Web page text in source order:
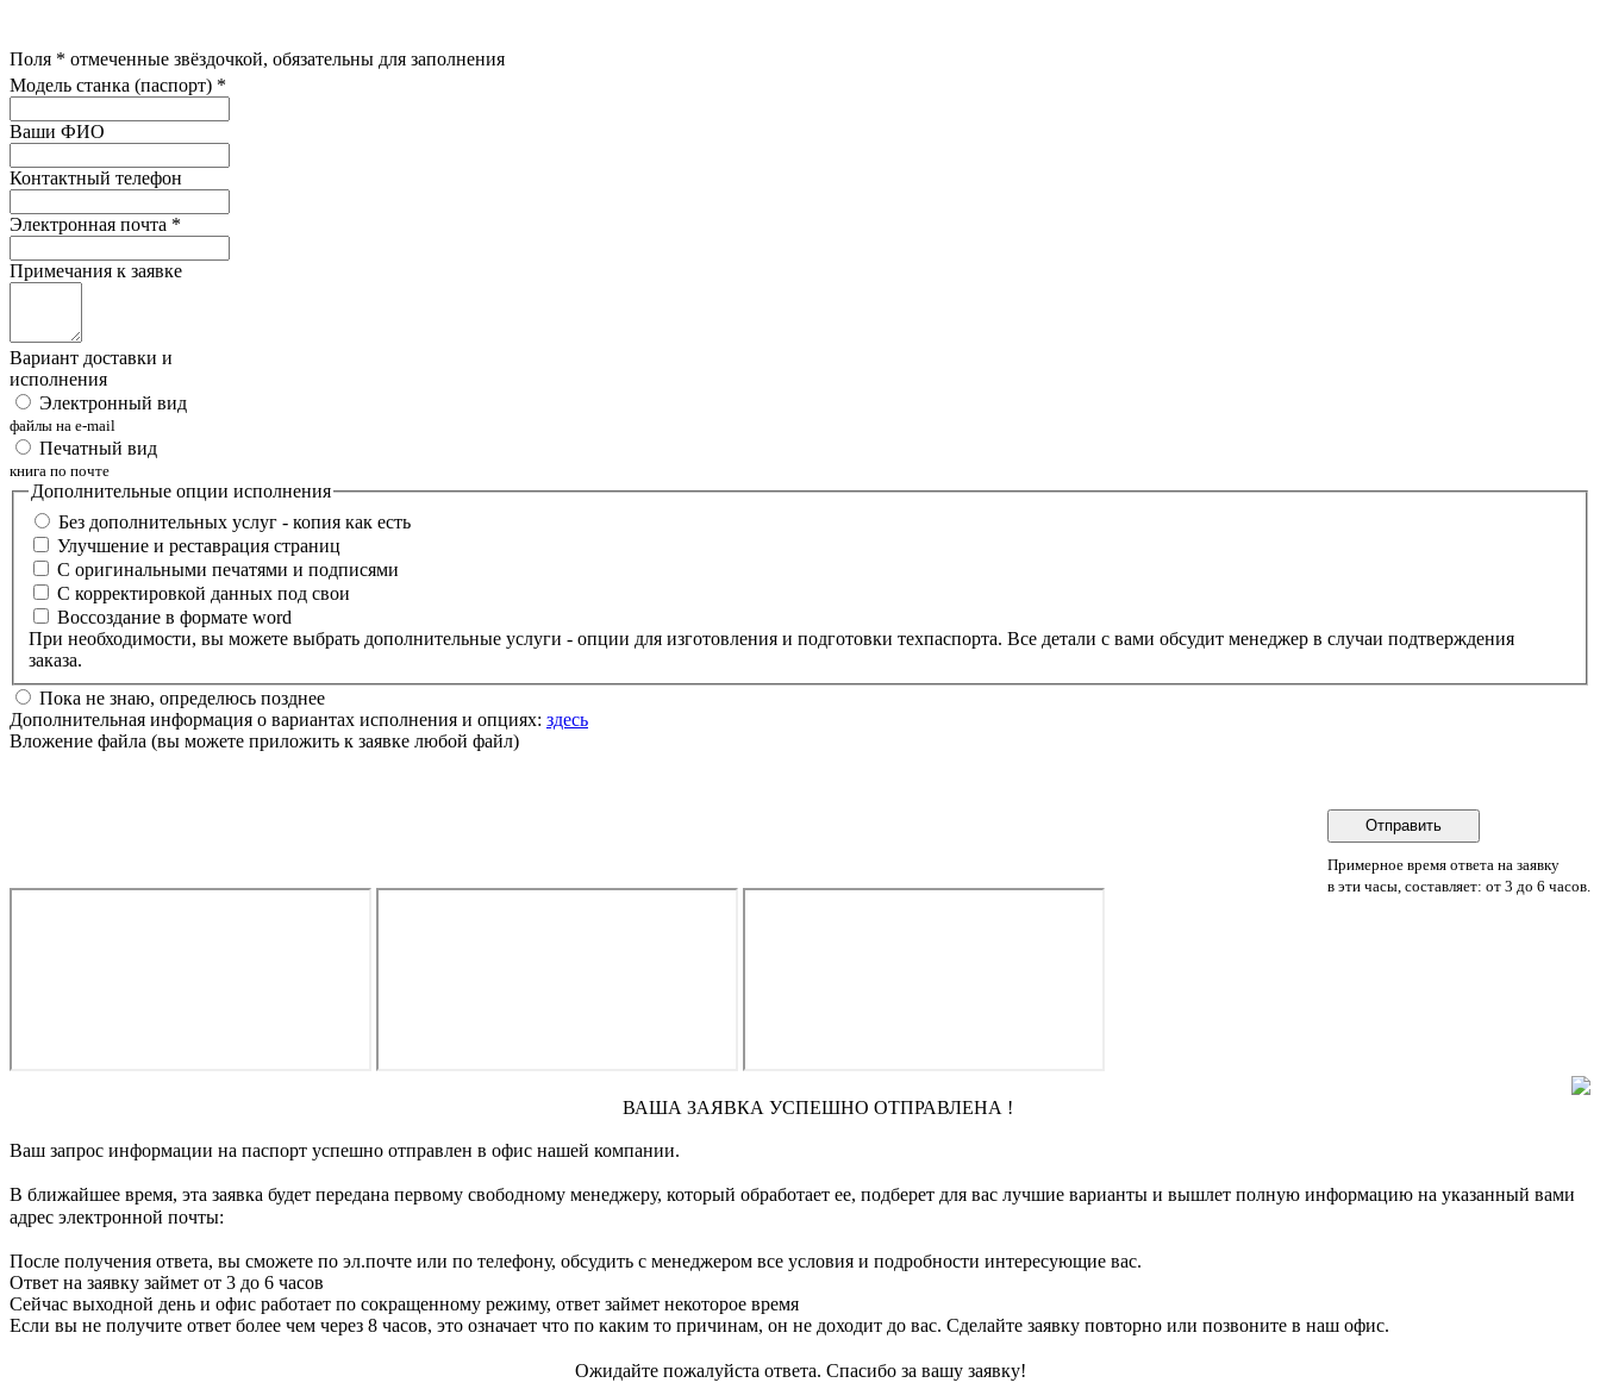
Поля * отмеченные звёздочкой, обязательны для заполнения
Модель станка (паспорт) *
Ваши ФИО
Контактный телефон
Электронная почта *
Примечания к заявке
Вариант доставки и
исполнения
Электронный вид
файлы на e-mail
Печатный вид
книга по почте
Дополнительные опции исполнения
Без дополнительных услуг - копия как есть
Улучшение и реставрация страниц
С оригинальными печатями и подписями
С корректировкой данных под свои
Воссоздание в формате word
При необходимости, вы можете выбрать дополнительные услуги - опции для изготовления и подготовки техпаспорта. Все детали с вами обсудит менеджер в случаи подтверждения
заказа.
Пока не знаю, определюсь позднее
Дополнительная информация о вариантах исполнения и опциях: здесь
Вложение файла (вы можете приложить к заявке любой файл)
Примерное время ответа на заявку
в эти часы, составляет: от 3 до 6 часов.
ВАША ЗАЯВКА УСПЕШНО ОТПРАВЛЕНА !
Ваш запрос информации на паспорт успешно отправлен в офис нашей компании.
В ближайшее время, эта заявка будет передана первому свободному менеджеру, который обработает ее, подберет для вас лучшие варианты и вышлет полную информацию на указанный вами
адрес электронной почты:
После получения ответа, вы сможете по эл.почте или по телефону, обсудить с менеджером все условия и подробности интересующие вас.
Ответ на заявку займет от 3 до 6 часов
Сейчас выходной день и офис работает по сокращенному режиму, ответ займет некоторое время
Если вы не получите ответ более чем через 8 часов, это означает что по каким то причинам, он не доходит до вас. Сделайте заявку повторно или позвоните в наш офис.
Ожидайте пожалуйста ответа. Спасибо за вашу заявку!